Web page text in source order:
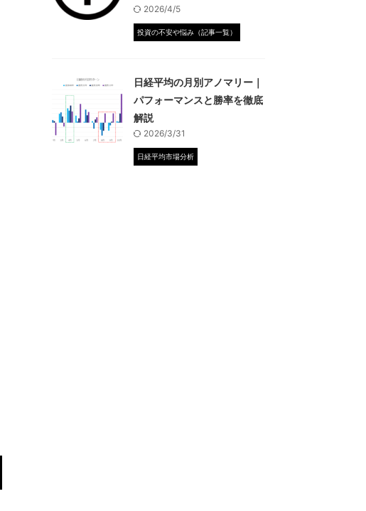
2026/4/5
投資の不安や悩み（記事一覧）
日経平均の月別アノマリー｜
パフォーマンスと勝率を徹底
解説
2026/3/31
日経平均市場分析